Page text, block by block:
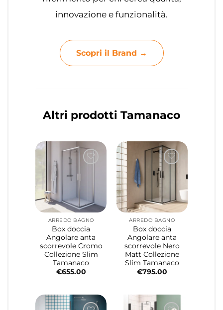
innovazione e funzionalità.
Scopri il Brand →
Altri prodotti Tamanaco
ARREDO BAGNO
Box doccia
Angolare anta
scorrevole Cromo
Collezione Slim
Tamanaco
€655.00
ARREDO BAGNO
Box doccia
Angolare anta
scorrevole Nero
Matt Collezione
Slim Tamanaco
€795.00